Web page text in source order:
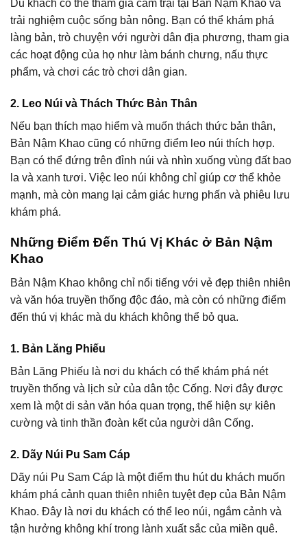
Du khách có thể tham gia cắm trại tại Bản Nậm Khao và
trải nghiệm cuộc sống bản nông. Bạn có thể khám phá
làng bản, trò chuyện với người dân địa phương, tham gia
các hoạt động của họ như làm bánh chưng, nấu thực
phẩm, và chơi các trò chơi dân gian.
2. Leo Núi và Thách Thức Bản Thân
Nếu bạn thích mạo hiểm và muốn thách thức bản thân,
Bản Nậm Khao cũng có những điểm leo núi thích hợp.
Bạn có thể đứng trên đỉnh núi và nhìn xuống vùng đất bao
la và xanh tươi. Việc leo núi không chỉ giúp cơ thể khỏe
mạnh, mà còn mang lại cảm giác hưng phấn và phiêu lưu
khám phá.
Những Điểm Đến Thú Vị Khác ở Bản Nậm
Khao
Bản Nậm Khao không chỉ nổi tiếng với vẻ đẹp thiên nhiên
và văn hóa truyền thống độc đáo, mà còn có những điểm
đến thú vị khác mà du khách không thể bỏ qua.
1. Bản Lăng Phiếu
Bản Lăng Phiếu là nơi du khách có thể khám phá nét
truyền thống và lịch sử của dân tộc Cống. Nơi đây được
xem là một di sản văn hóa quan trọng, thể hiện sự kiên
cường và tinh thần đoàn kết của người dân Cống.
2. Dãy Núi Pu Sam Cáp
Dãy núi Pu Sam Cáp là một điểm thu hút du khách muốn
khám phá cảnh quan thiên nhiên tuyệt đẹp của Bản Nậm
Khao. Đây là nơi du khách có thể leo núi, ngắm cảnh và
tận hưởng không khí trong lành xuất sắc của miền quê.